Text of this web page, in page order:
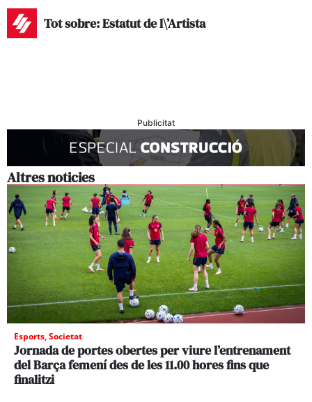
Tot sobre: Estatut de l\’Artista
Publicitat
Altres noticies
Esports,Societat
Jornada de portes obertes per viure l’entrenament
del Barça femení des de les 11.00 hores fins que
finalitzi